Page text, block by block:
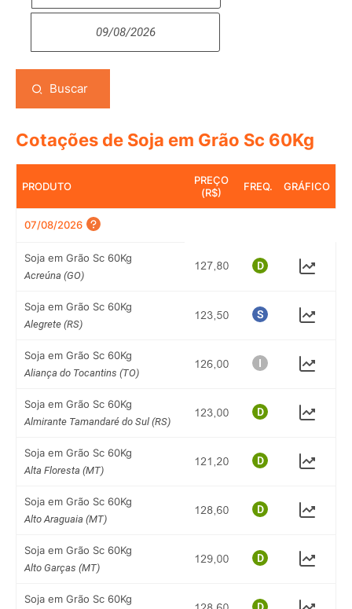
Buscar
Cotações de Soja em Grão Sc 60Kg
PRODUTO
PREÇO
(R$)
FREQ. GRÁFICO
07/08/2026
Soja em Grão Sc 60Kg
Acreúna (GO)
Soja em Grão Sc 60Kg
Alegrete (RS)
Soja em Grão Sc 60Kg
Aliança do Tocantins (TO)
Soja em Grão Sc 60Kg
Almirante Tamandaré do Sul (RS)
Soja em Grão Sc 60Kg
Alta Floresta (MT)
Soja em Grão Sc 60Kg
Alto Araguaia (MT)
Soja em Grão Sc 60Kg
Alto Garças (MT)
Soja em Grão Sc 60Kg